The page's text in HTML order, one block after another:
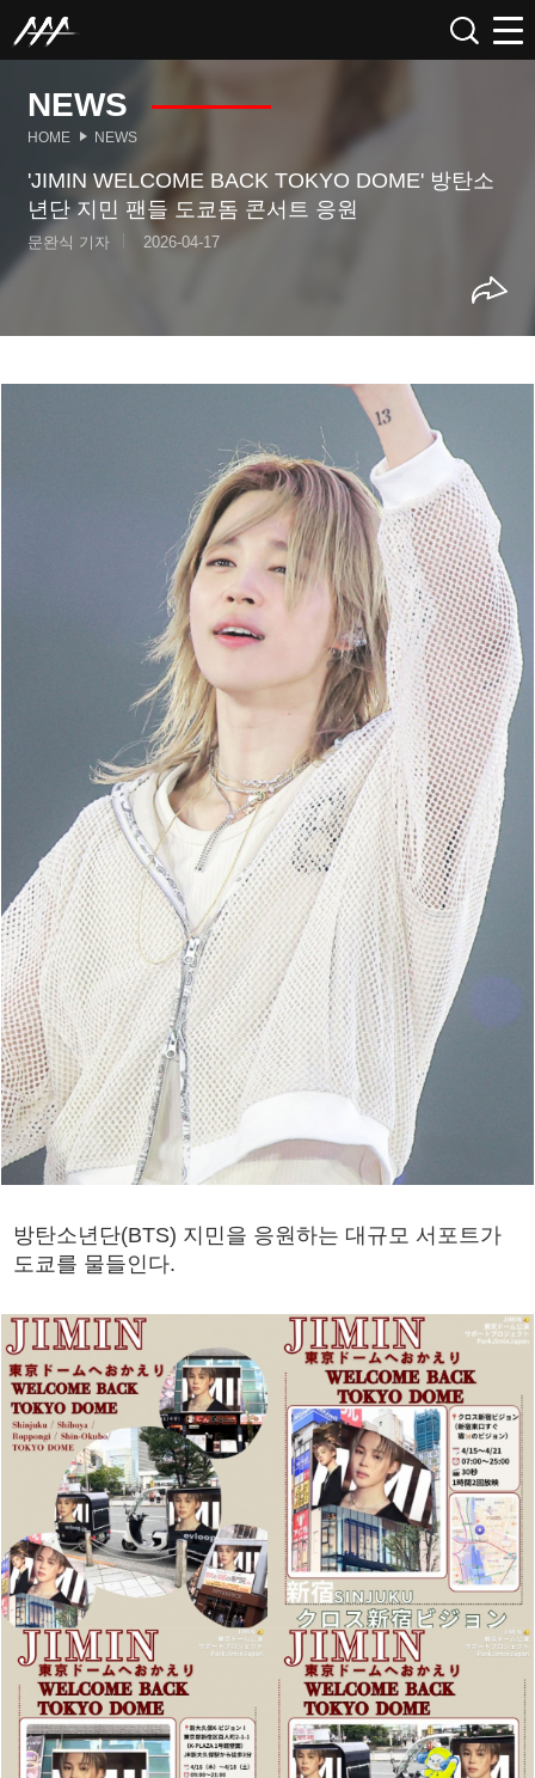
NEWS
HOME NEWS
'JIMIN WELCOME BACK TOKYO DOME' 방탄소
년단 지민 팬들 도쿄돔 콘서트 응원
문완식 기자 2026-04-17
방탄소년단(BTS) 지민을 응원하는 대규모 서포트가
도쿄를 물들인다.